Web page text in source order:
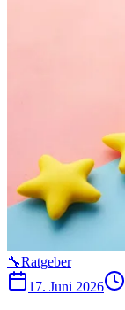
🔧Ratgeber
17. Juni 2026